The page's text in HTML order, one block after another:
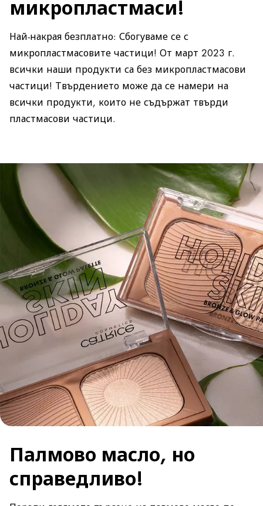
Най-накрая безплатно: Сбогуваме се с
микропластмасовите частици! От март 2023 г.
всички наши продукти са без микропластмасови
частици! Твърдението може да се намери на
всички продукти, които не съдържат твърди
пластмасови частици.
Палмово масло, но
справедливо!